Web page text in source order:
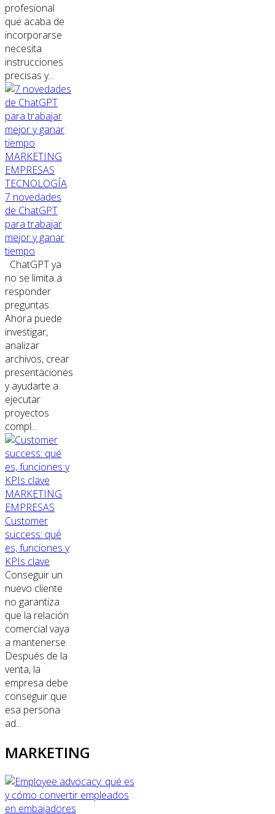
profesional
que acaba de
incorporarse
necesita
instrucciones
precisas y...
MARKETING
EMPRESAS
TECNOLOGÍA
7 novedades
de ChatGPT
para trabajar
mejor y ganar
tiempo
ChatGPT ya
no se limita a
responder
preguntas.
Ahora puede
investigar,
analizar
archivos, crear
presentaciones
y ayudarte a
ejecutar
proyectos
compl...
MARKETING
EMPRESAS
Customer
success: qué
es, funciones y
KPIs clave
Conseguir un
nuevo cliente
no garantiza
que la relación
comercial vaya
a mantenerse.
Después de la
venta, la
empresa debe
conseguir que
esa persona
ad...
MARKETING